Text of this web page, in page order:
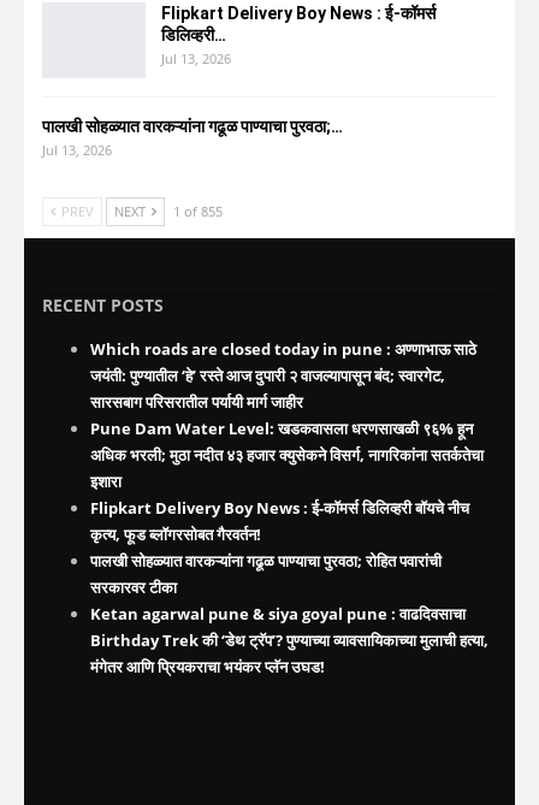
Flipkart Delivery Boy News : ई-कॉमर्स
डिलिव्हरी…
Jul 13, 2026
पालखी सोहळ्यात वारकऱ्यांना गढूळ पाण्याचा पुरवठा;…
Jul 13, 2026
PREV NEXT 1 of 855
RECENT POSTS
Which roads are closed today in pune : अण्णाभाऊ साठे
जयंती: पुण्यातील ‘हे’ रस्ते आज दुपारी २ वाजल्यापासून बंद; स्वारगेट,
सारसबाग परिसरातील पर्यायी मार्ग जाहीर
Pune Dam Water Level: खडकवासला धरणसाखळी ९६% हून
अधिक भरली; मुठा नदीत ४३ हजार क्युसेकने विसर्ग, नागरिकांना सतर्कतेचा
इशारा
Flipkart Delivery Boy News : ई-कॉमर्स डिलिव्हरी बॉयचे नीच
कृत्य, फूड ब्लॉगरसोबत गैरवर्तन!
पालखी सोहळ्यात वारकऱ्यांना गढूळ पाण्याचा पुरवठा; रोहित पवारांची
सरकारवर टीका
Ketan agarwal pune & siya goyal pune : वाढदिवसाचा
Birthday Trek की ‘डेथ ट्रॅप’? पुण्याच्या व्यावसायिकाच्या मुलाची हत्या,
मंगेतर आणि प्रियकराचा भयंकर प्लॅन उघड!